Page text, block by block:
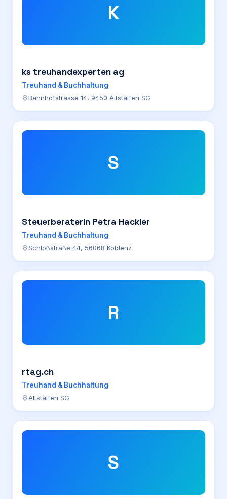
K
ks treuhandexperten ag
Treuhand & Buchhaltung
Bahnhofstrasse 14, 9450 Altstätten SG
S
Steuerberaterin Petra Hackler
Treuhand & Buchhaltung
Schloßstraße 44, 56068 Koblenz
R
rtag.ch
Treuhand & Buchhaltung
Altstätten SG
S